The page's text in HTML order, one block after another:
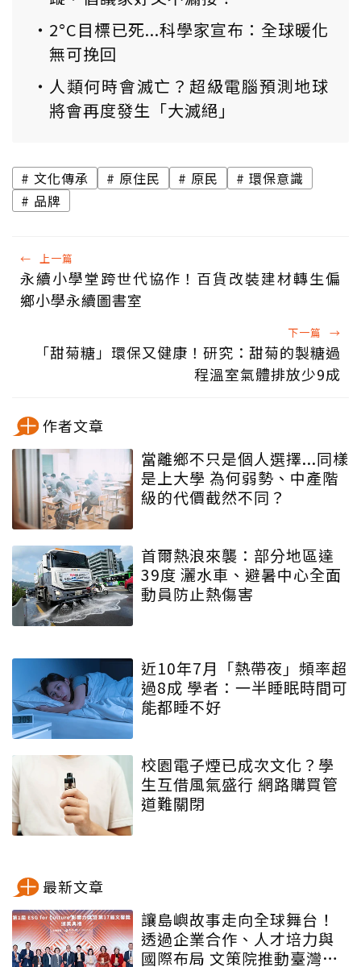
2°C目標已死...科學家宣布：全球暖化
無可挽回
人類何時會滅亡？超級電腦預測地球
將會再度發生「大滅絕」
文化傳承 原住民 原民
環保意識
品牌
← 上一篇
永續小學堂跨世代協作！百貨改裝建材轉生偏
鄉小學永續圖書室
下一篇 →
「甜菊糖」環保又健康！研究：甜菊的製糖過
程溫室氣體排放少9成
作者文章
當離鄉不只是個人選擇...同樣
是上大學 為何弱勢、中產階
級的代價截然不同？
首爾熱浪來襲：部分地區達
39度 灑水車、避暑中心全面
動員防止熱傷害
近10年7月「熱帶夜」頻率超
過8成 學者：一半睡眠時間可
能都睡不好
校園電子煙已成次文化？學
生互借風氣盛行 網路購買管
道難關閉
最新文章
讓島嶼故事走向全球舞台！
透過企業合作、人才培力與
國際布局 文策院推動臺灣文